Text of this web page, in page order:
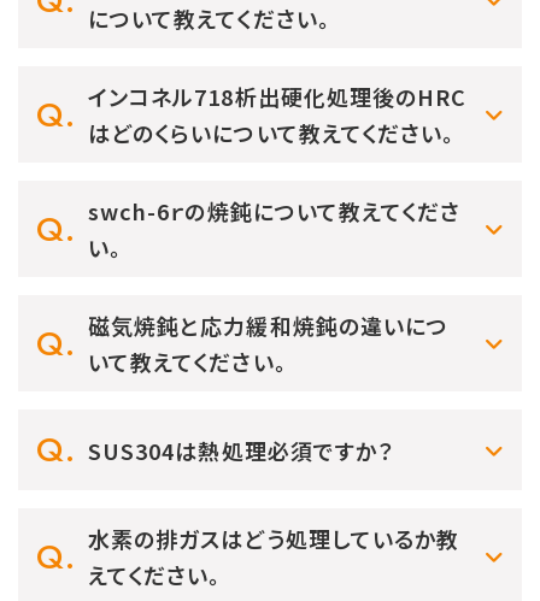
について教えてください。
インコネル718析出硬化処理後のHRC
はどのくらいについて教えてください。
swch-6ｒの焼鈍について教えてくださ
い。
磁気焼鈍と応力緩和焼鈍の違いにつ
いて教えてください。
SUS304は熱処理必須ですか？
水素の排ガスはどう処理しているか教
えてください。